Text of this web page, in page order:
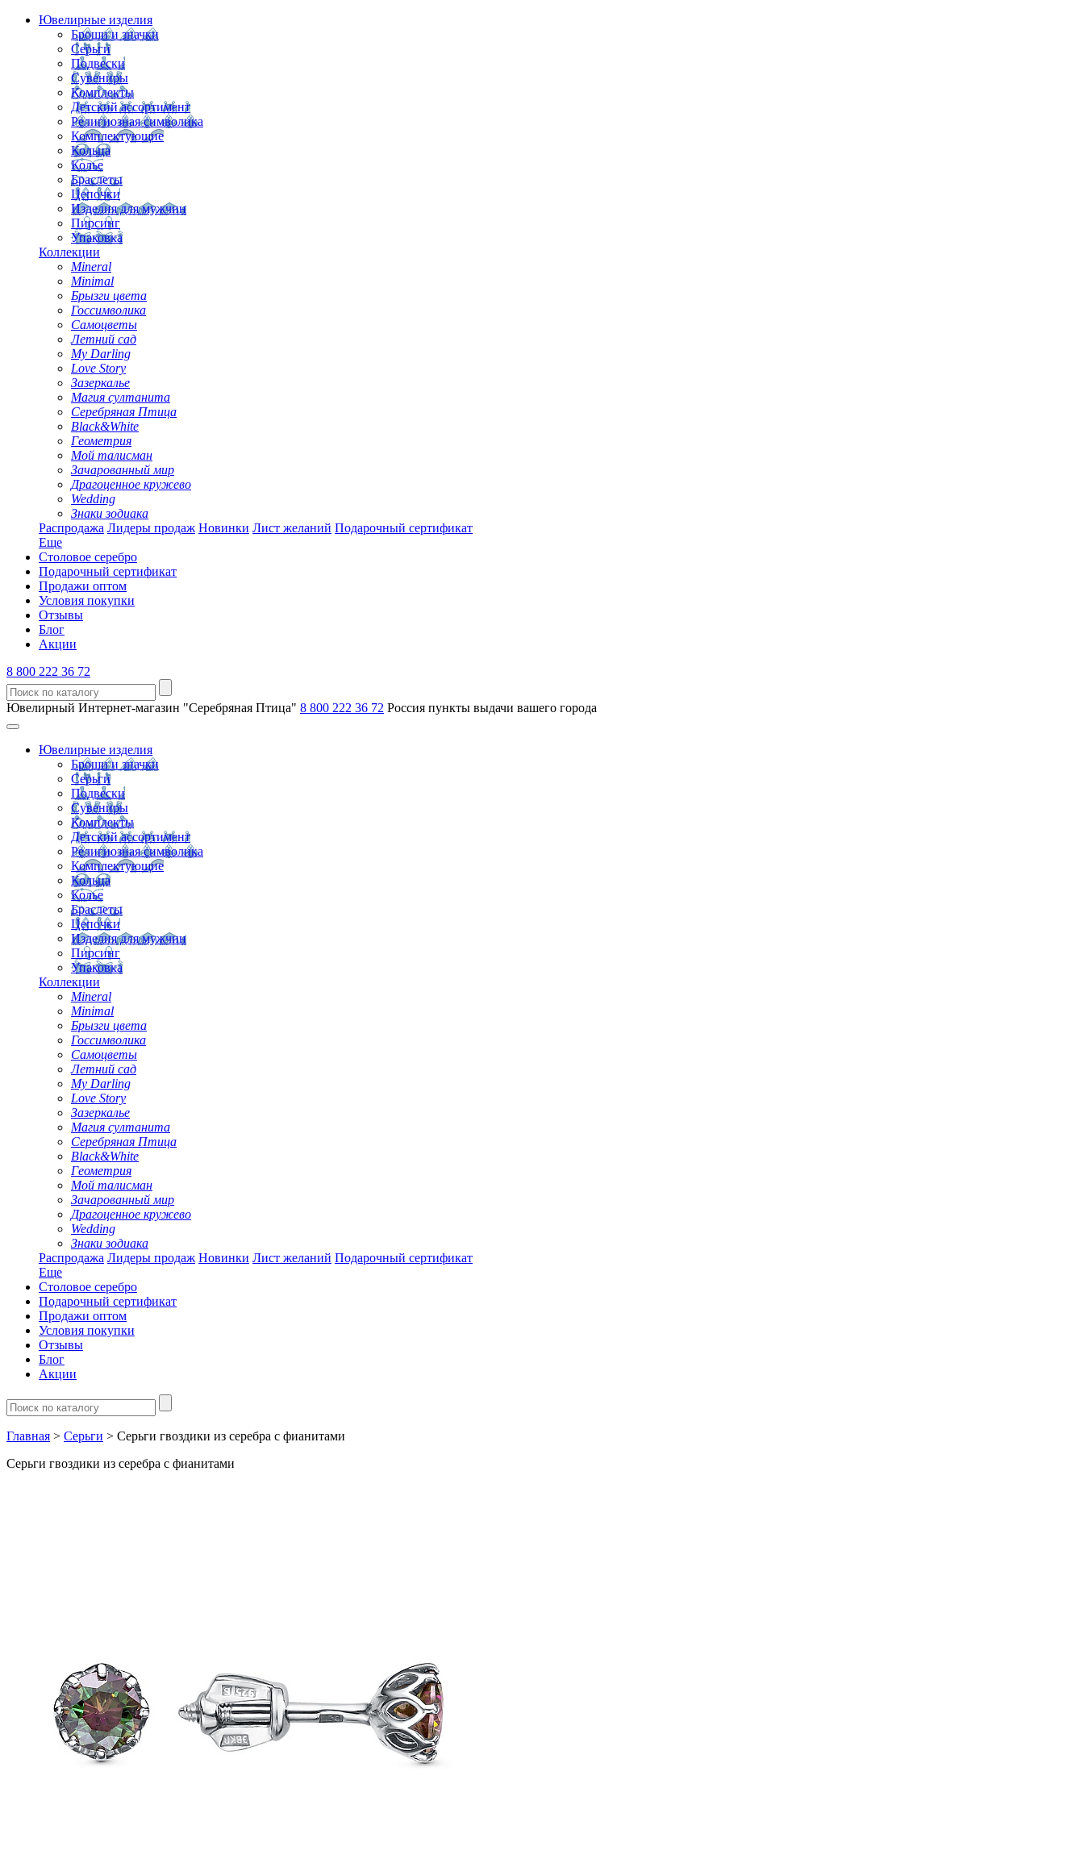
Ювелирные изделия
Броши и значки
Серьги
Подвески
Сувениры
Комплекты
Детский ассортимент
Религиозная символика
Комплектующие
Кольца
Колье
Браслеты
Цепочки
Изделия для мужчин
Пирсинг
Упаковка
Коллекции
Mineral
Minimal
Брызги цвета
Госсимволика
Самоцветы
Летний сад
My Darling
Love Story
Зазеркалье
Магия султанита
Серебряная Птица
Black&White
Геометрия
Мой талисман
Зачарованный мир
Драгоценное кружево
Wedding
Знаки зодиака
Распродажа Лидеры продаж Новинки Лист желаний Подарочный сертификат
Еще
Столовое серебро
Подарочный сертификат
Продажи оптом
Условия покупки
Отзывы
Блог
Акции
8 800 222 36 72
Ювелирный Интернет-магазин "Серебряная Птица" 8 800 222 36 72 Россия пункты выдачи вашего города
Ювелирные изделия
Броши и значки
Серьги
Подвески
Сувениры
Комплекты
Детский ассортимент
Религиозная символика
Комплектующие
Кольца
Колье
Браслеты
Цепочки
Изделия для мужчин
Пирсинг
Упаковка
Коллекции
Mineral
Minimal
Брызги цвета
Госсимволика
Самоцветы
Летний сад
My Darling
Love Story
Зазеркалье
Магия султанита
Серебряная Птица
Black&White
Геометрия
Мой талисман
Зачарованный мир
Драгоценное кружево
Wedding
Знаки зодиака
Распродажа Лидеры продаж Новинки Лист желаний Подарочный сертификат
Еще
Столовое серебро
Подарочный сертификат
Продажи оптом
Условия покупки
Отзывы
Блог
Акции
Главная > Серьги > Серьги гвоздики из серебра с фианитами
Серьги гвоздики из серебра с фианитами